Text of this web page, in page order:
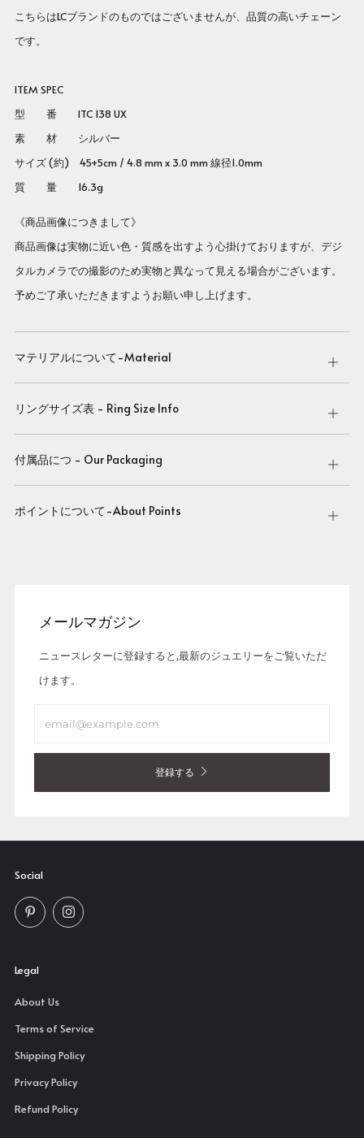
こちらはLCブランドのものではございませんが、品質の高いチェーン
です。
ITEM SPEC
型 番 ITC 138 UX
素 材 シルバー
サイズ (約) 45+5cm / 4.8 mm x 3.0 mm 線径1.0mm
質 量 16.3g
《商品画像につきまして》
商品画像は実物に近い色・質感を出すよう心掛けておりますが、デジ
タルカメラでの撮影のため実物と異なって見える場合がございます。
予めご了承いただきますようお願い申し上げます。
マテリアルについて-Material
Open
tab
リングサイズ表 - Ring Size Info
Open
tab
付属品につ - Our Packaging
Open
tab
ポイントについて-About Points
Open
メールマガジン
ニュースレターに登録すると,最新のジュエリーをご覧いただ
けます。
登録する
Social
PinterestInstagram
Legal
About Us
Terms of Service
Shipping Policy
Privacy Policy
Refund Policy